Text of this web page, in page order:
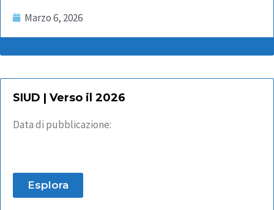
Marzo 6, 2026
SIUD | Verso il 2026
Data di pubblicazione:
Esplora